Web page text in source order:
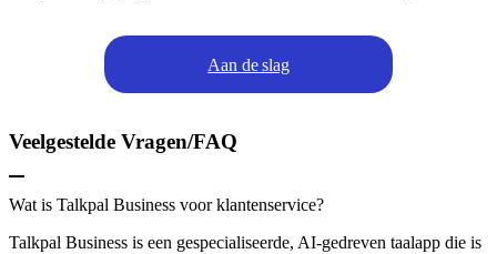
Aan de slag
Veelgestelde Vragen/FAQ
Wat is Talkpal Business voor klantenservice?
Talkpal Business is een gespecialiseerde, AI-gedreven taalapp die is